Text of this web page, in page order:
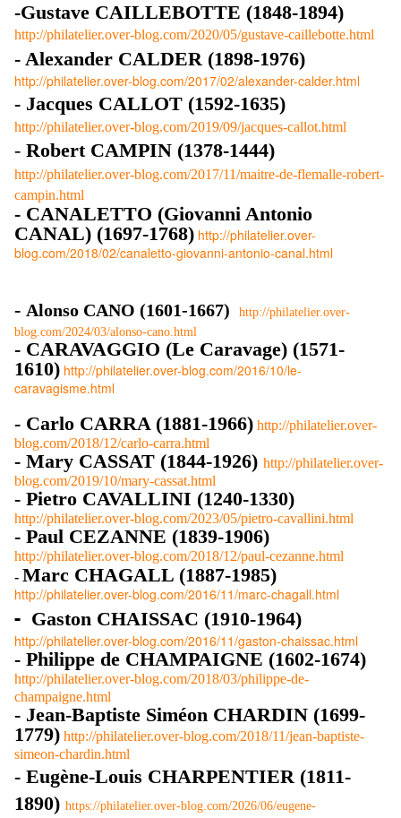
-Gustave CAILLEBOTTE (1848-1894)
http://philatelier.over-blog.com/2020/05/gustave-caillebotte.html
- Alexander CALDER (1898-1976)
http://philatelier.over-blog.com/2017/02/alexander-calder.html
- Jacques CALLOT (1592-1635)
http://philatelier.over-blog.com/2019/09/jacques-callot.html
- Robert CAMPIN (1378-1444)
http://philatelier.over-blog.com/2017/11/maitre-de-flemalle-robert-
campin.html
- CANALETTO (Giovanni Antonio
CANAL) (1697-1768) http://philatelier.over-
blog.com/2018/02/canaletto-giovanni-antonio-canal.html
- Alonso CANO (1601-1667)
http://philatelier.over-
blog.com/2024/03/alonso-cano.html
- CARAVAGGIO (Le Caravage) (1571-
1610) http://philatelier.over-blog.com/2016/10/le-
caravagisme.html
- Carlo CARRA (1881-1966) http://philatelier.over-
blog.com/2018/12/carlo-carra.html
- Mary CASSAT (1844-1926) http://philatelier.over-
blog.com/2019/10/mary-cassat.html
- Pietro CAVALLINI (1240-1330)
http://philatelier.over-blog.com/2023/05/pietro-cavallini.html
- Paul CEZANNE (1839-1906)
http://philatelier.over-blog.com/2018/12/paul-cezanne.html
- Marc CHAGALL (1887-1985)
http://philatelier.over-blog.com/2016/11/marc-chagall.html
- Gaston CHAISSAC (1910-1964)
http://philatelier.over-blog.com/2016/11/gaston-chaissac.html
- Philippe de CHAMPAIGNE (1602-1674)
http://philatelier.over-blog.com/2018/03/philippe-de-
champaigne.html
- Jean-Baptiste Siméon CHARDIN (1699-
1779) http://philatelier.over-blog.com/2018/11/jean-baptiste-
simeon-chardin.html
- Eugène-Louis CHARPENTIER (1811-
1890) https://philatelier.over-blog.com/2026/06/eugene-